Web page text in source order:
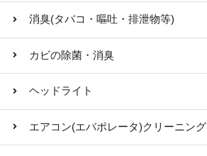
消臭(タバコ・嘔吐・排泄物等)
カビの除菌・消臭
ヘッドライト
エアコン(エバポレータ)クリーニング